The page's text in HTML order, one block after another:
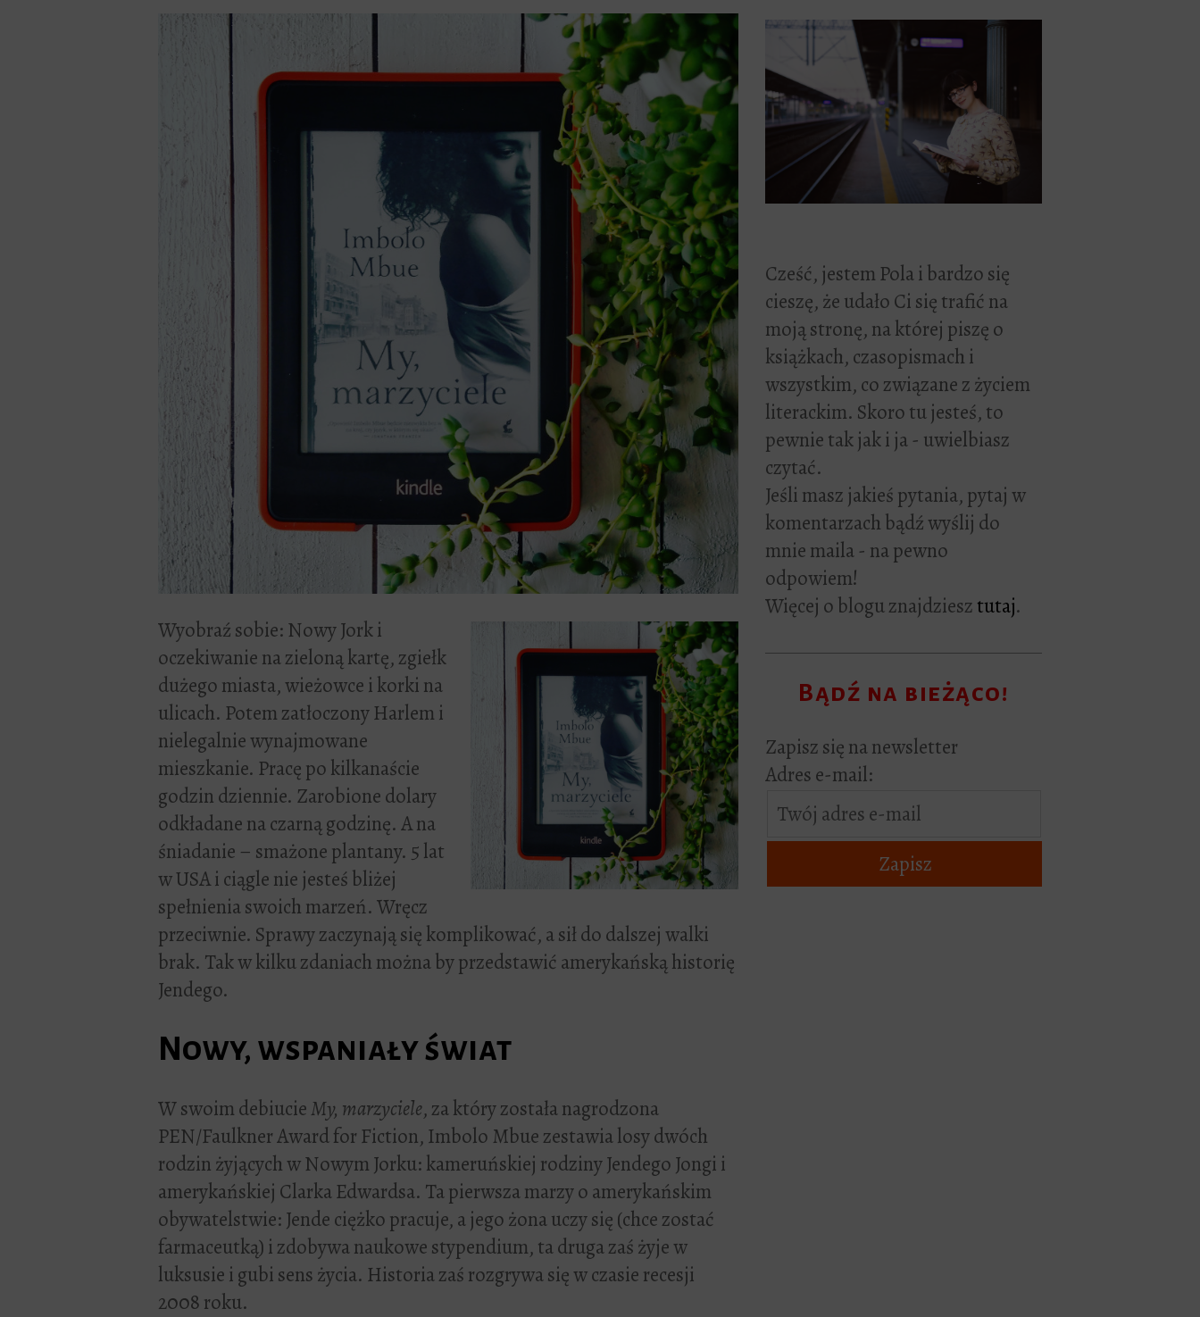
Wyobraź sobie: Nowy Jork i
oczekiwanie na zieloną kartę, zgiełk
dużego miasta, wieżowce i korki na
ulicach. Potem zatłoczony Harlem i
nielegalnie wynajmowane
mieszkanie. Pracę po kilkanaście
godzin dziennie. Zarobione dolary
odkładane na czarną godzinę. A na
śniadanie – smażone plantany. 5 lat
w USA i ciągle nie jesteś bliżej
spełnienia swoich marzeń. Wręcz
przeciwnie. Sprawy zaczynają się komplikować, a sił do dalszej walki
brak. Tak w kilku zdaniach można by przedstawić amerykańską historię
Jendego.
Nowy, wspaniały świat
W swoim debiucieMy, marzyciele, za który została nagrodzona
PEN/Faulkner Award for Fiction, Imbolo Mbue zestawia losy dwóch
rodzin żyjących w Nowym Jorku: kameruńskiej rodziny Jendego Jongi i
amerykańskiej Clarka Edwardsa. Ta pierwsza marzy o amerykańskim
obywatelstwie: Jende ciężko pracuje, a jego żona uczy się (chce zostać
farmaceutką) i zdobywa naukowe stypendium, ta druga zaś żyje w
luksusie i gubi sens życia. Historia zaś rozgrywa się w czasie recesji
2008 roku.
Cześć, jestem Pola i bardzo się
cieszę, że udało Ci się trafić na
moją stronę, na której piszę o
książkach, czasopismach i
wszystkim, co związane z życiem
literackim. Skoro tu jesteś, to
pewnie tak jak i ja - uwielbiasz
czytać.
Jeśli masz jakieś pytania, pytaj w
komentarzach bądź wyślij do
mnie maila - na pewno
odpowiem!
Więcej o blogu znajdziesztutaj.
Bądź na bieżąco!
Zapisz się na newsletter
Adres e-mail: